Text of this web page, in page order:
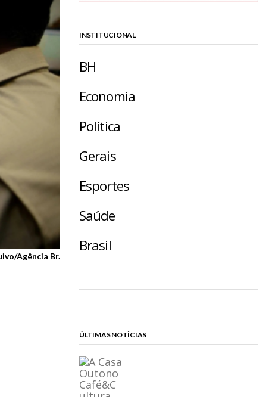
Agência Br.
INSTITUCIONAL
BH
Economia
Política
Gerais
Esportes
Saúde
Brasil
ÚLTIMAS NOTÍCIAS